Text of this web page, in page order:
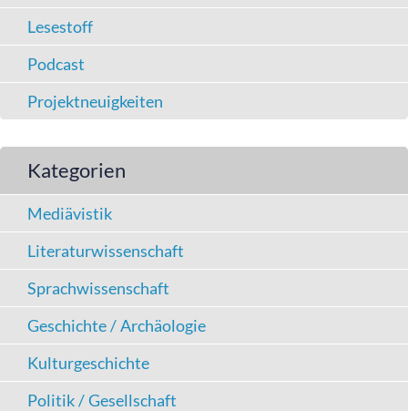
Lesestoff
Podcast
Projektneuigkeiten
Kategorien
Mediävistik
Literaturwissenschaft
Sprachwissenschaft
Geschichte / Archäologie
Kulturgeschichte
Politik / Gesellschaft